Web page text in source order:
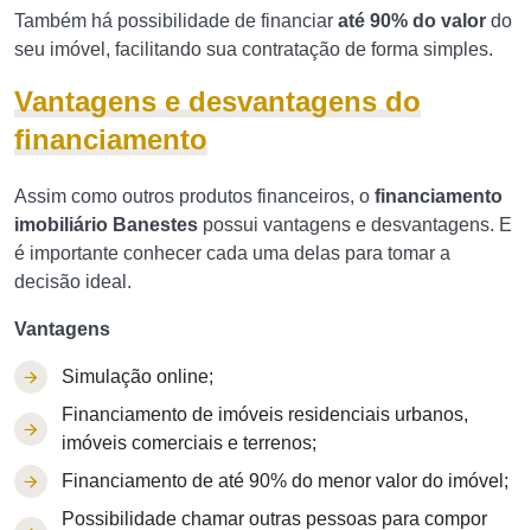
Também há possibilidade de financiar até 90% do valor do
seu imóvel, facilitando sua contratação de forma simples.
Vantagens e desvantagens do
financiamento
Assim como outros produtos financeiros, o financiamento
imobiliário Banestes possui vantagens e desvantagens. E
é importante conhecer cada uma delas para tomar a
decisão ideal.
Vantagens
Simulação online;
Financiamento de imóveis residenciais urbanos,
imóveis comerciais e terrenos;
Financiamento de até 90% do menor valor do imóvel;
Possibilidade chamar outras pessoas para compor